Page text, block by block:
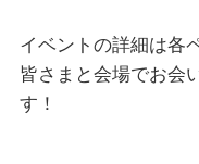
イベントの詳細は各
皆さまと会場でお会
す！